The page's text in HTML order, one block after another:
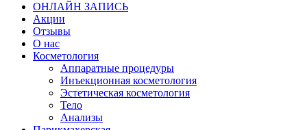
ОНЛАЙН ЗАПИСЬ
Акции
Отзывы
О нас
Косметология
Аппаратные процедуры
Инъекционная косметология
Эстетическая косметология
Тело
Анализы